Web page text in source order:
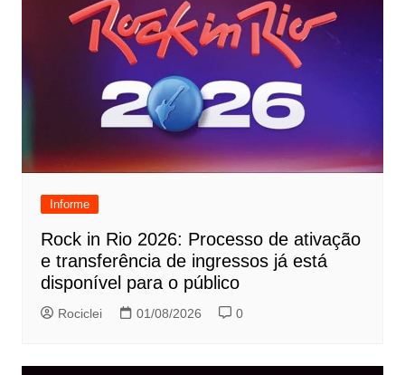
Informe
Rock in Rio 2026: Processo de ativação
e transferência de ingressos já está
disponível para o público
Rociclei 01/08/2026 0